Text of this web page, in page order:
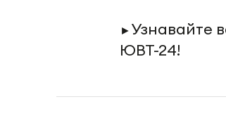
► Узнавайте
ЮВТ-24!